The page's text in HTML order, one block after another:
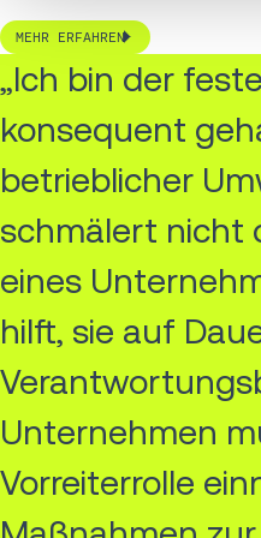
MEHR ERFAHREN
„Ich bin der
konsequent
betrieblicher
schmälert nicht
eines
hilft, sie auf
Unternehmen
Vorreiterrolle